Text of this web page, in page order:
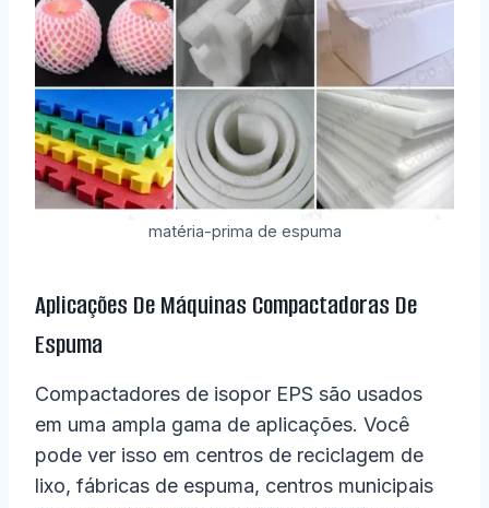
matéria-prima de espuma
Aplicações De Máquinas Compactadoras De
Espuma
Compactadores de isopor EPS são usados ​​
em uma ampla gama de aplicações. Você
pode ver isso em centros de reciclagem de
lixo, fábricas de espuma, centros municipais